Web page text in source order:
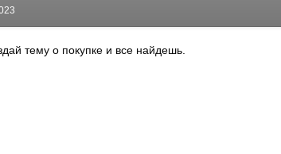
тему о покупке и все найдешь.